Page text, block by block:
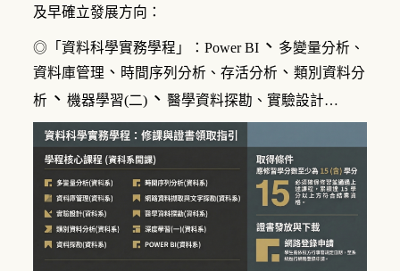
及早確立發展方向：
◎「資料科學實務學程」： Power BI 、 多變量分析、
資料庫管理 、 時間序列分析、存活分析 、 類別資料分
析 、 機器學習(二) 、 醫學資料探勘 、 實驗設計…